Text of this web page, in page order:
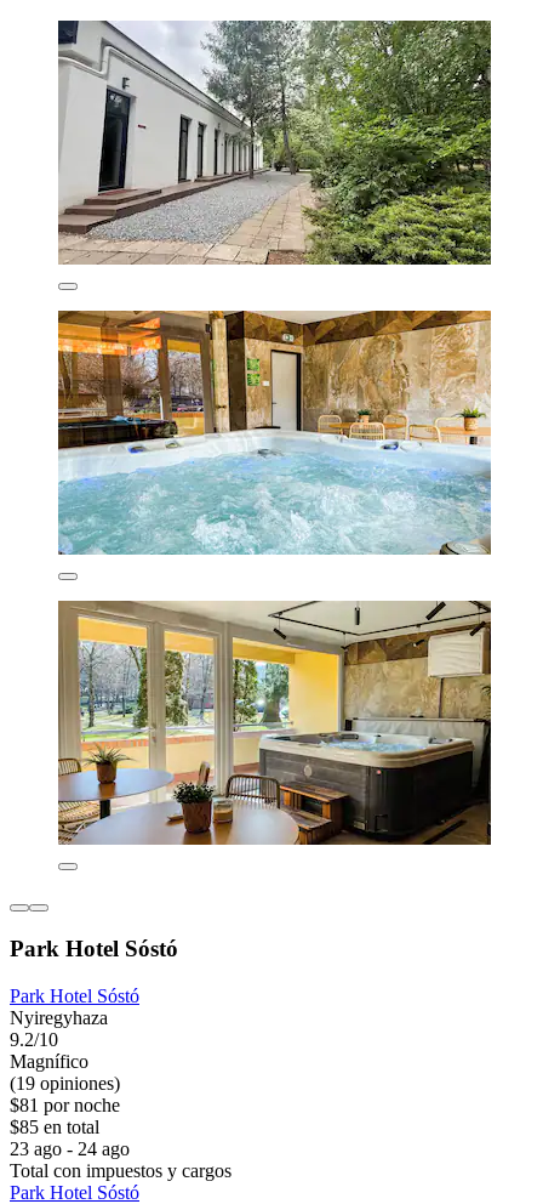
Park Hotel Sóstó
Park Hotel Sóstó
Nyiregyhaza
9.2/10
Magnífico
(19 opiniones)
$81 por noche
$85 en total
23 ago - 24 ago
Total con impuestos y cargos
Park Hotel Sóstó